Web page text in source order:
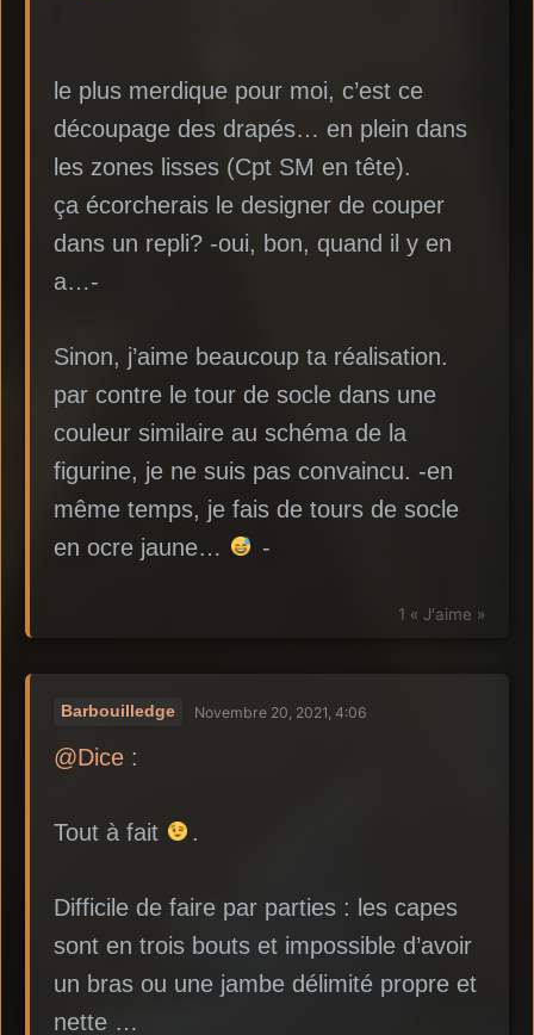
le plus merdique pour moi, c’est ce
découpage des drapés… en plein dans
les zones lisses (Cpt SM en tête).
ça écorcherais le designer de couper
dans un repli? -oui, bon, quand il y en
a…-
Sinon, j’aime beaucoup ta réalisation.
par contre le tour de socle dans une
couleur similaire au schéma de la
figurine, je ne suis pas convaincu. -en
même temps, je fais de tours de socle
en ocre jaune…
-
1 « J'aime »
Barbouilledge Novembre 20, 2021, 4:06
@Dice :
Tout à fait .
Difficile de faire par parties : les capes
sont en trois bouts et impossible d’avoir
un bras ou une jambe délimité propre et
nette …